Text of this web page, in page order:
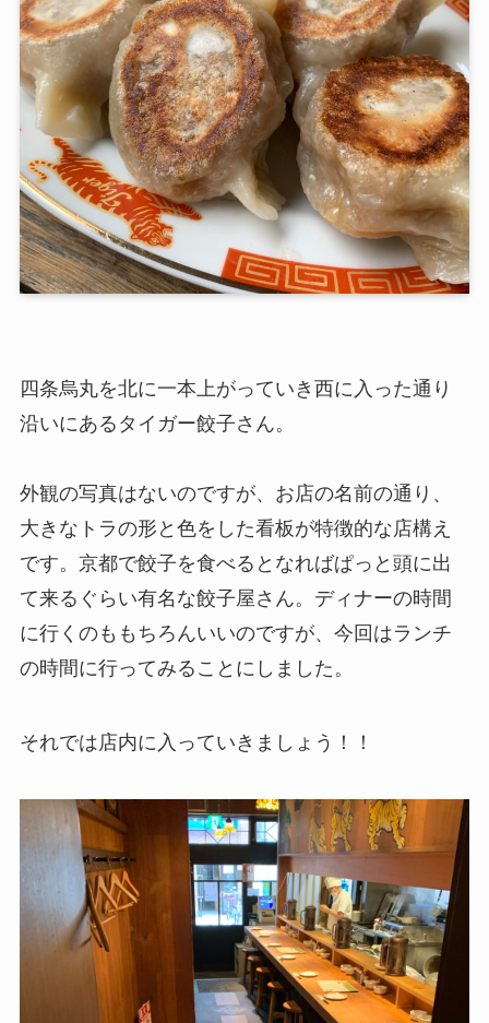
四条烏丸を北に一本上がっていき西に入った通り
沿いにあるタイガー餃子さん。
外観の写真はないのですが、お店の名前の通り、
大きなトラの形と色をした看板が特徴的な店構え
です。京都で餃子を食べるとなればぱっと頭に出
て来るぐらい有名な餃子屋さん。ディナーの時間
に行くのももちろんいいのですが、今回はランチ
の時間に行ってみることにしました。
それでは店内に入っていきましょう！！